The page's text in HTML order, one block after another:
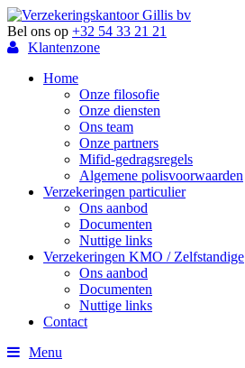
Bel ons op +32 54 33 21 21
Klantenzone
Home
Onze filosofie
Onze diensten
Ons team
Onze partners
Mifid-gedragsregels
Algemene polisvoorwaarden
Verzekeringen particulier
Ons aanbod
Documenten
Nuttige links
Verzekeringen KMO / Zelfstandige
Ons aanbod
Documenten
Nuttige links
Contact
Menu